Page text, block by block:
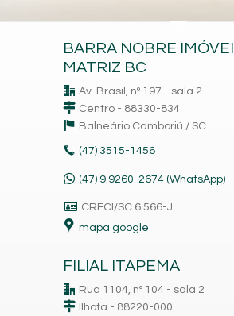
BARRA NOBRE
MATRIZ BC
Av. Brasil, nº 197 - sala 2
Centro - 88330-834
Balneário Camboriú / SC
(47) 3515-1456
(47) 9.9260-2674 (WhatsApp)
CRECI/SC 6.566-J
mapa google
FILIAL ITAPEMA
Rua 1104, nº 104 - sala 2
Ilhota - 88220-000